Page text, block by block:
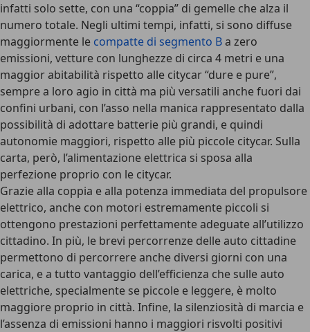
infatti solo sette, con una “coppia” di gemelle che alza il
numero totale. Negli ultimi tempi, infatti, si sono diffuse
maggiormente le compatte di segmento Ba zero
emissioni, vetture con lunghezze di circa 4 metri e una
maggior abitabilità rispetto alle citycar “dure e pure”,
sempre a loro agio in città ma più versatili anche fuori dai
confini urbani, con l’asso nella manica rappresentato dalla
possibilità di adottare batterie più grandi, e quindi
autonomie maggiori, rispetto alle più piccole citycar. Sulla
carta, però, l’alimentazione elettrica si sposa alla
perfezione proprio con le citycar.
Grazie alla coppia e alla potenza immediata del propulsore
elettrico, anche con motori estremamente piccoli si
ottengono prestazioni perfettamente adeguate all’utilizzo
cittadino. In più, le brevi percorrenze delle auto cittadine
permettono di percorrere anche diversi giorni con una
carica, e a tutto vantaggio dell’efficienza che sulle auto
elettriche, specialmente se piccole e leggere, è molto
maggiore proprio in città. Infine, la silenziosità di marcia e
l’assenza di emissioni hanno i maggiori risvolti positivi